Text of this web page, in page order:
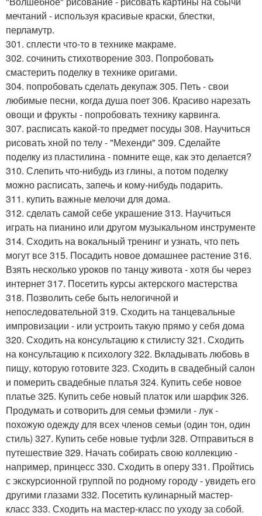
мечтаний - используя красивые краски, блестки,
перламутр.
301. сплести что-то в технике макраме.
302. сочинить стихотворение 303. Попробовать
смастерить поделку в технике оригами.
304. попробовать сделать декупаж 305. Петь - свои
любимые песни, когда душа поет 306. Красиво нарезать
овощи и фрукты - попробовать технику карвинга.
307. расписать какой-то предмет посуды 308. Научиться
рисовать хной по телу - "Мехенди" 309. Сделайте
поделку из пластилина - помните еще, как это делается?
310. Слепить что-нибудь из глины, а потом поделку
можно расписать, запечь и кому-нибудь подарить.
311. купить важные мелочи для дома.
312. сделать самой себе украшение 313. Научиться
играть на пианино или другом музыкальном инструменте
314. Сходить на вокальный тренинг и узнать, что петь
могут все 315. Посадить новое домашнее растение 316.
Взять несколько уроков по танцу живота - хотя бы через
интернет 317. Посетить курсы актерского мастерства
318. Позволить себе быть нелогичной и
непоследовательной 319. Сходить на танцевальные
импровизации - или устроить такую прямо у себя дома
320. Сходить на консультацию к стилисту 321. Сходить
на консультацию к психологу 322. Вкладывать любовь в
пищу, которую готовите 323. Сходить в свадебный салон
и померить свадебные платья 324. Купить себе новое
платье 325. Купить себе новый платок или шарфик 326.
Продумать и сотворить для семьи фэмили - лук -
похожую одежду для всех членов семьи (один тон, один
стиль) 327. Купить себе новые туфли 328. Отправиться в
путешествие 329. Начать собирать свою коллекцию -
например, принцесс 330. Сходить в оперу 331. Пройтись
с экскурсионной группой по родному городу - увидеть его
другими глазами 332. Посетить кулинарный мастер-
класс 333. Сходить на мастер-класс по уходу за собой.